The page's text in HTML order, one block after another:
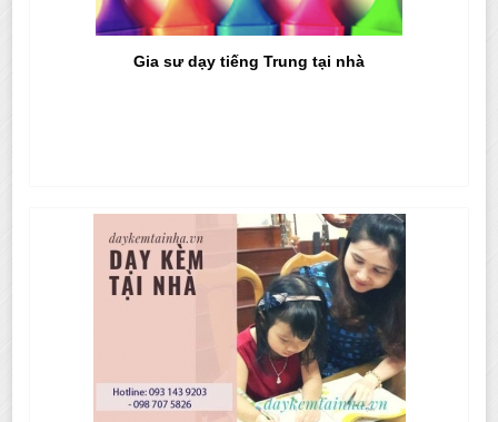
Gia sư dạy tiếng Trung tại nhà